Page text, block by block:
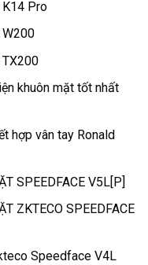
K14 Pro
W200
khuôn mặt tốt nhất
hợp vân tay Ronald
SPEEDFACE V5L[P]
ZKTECO SPEEDFACE
Speedface V4L